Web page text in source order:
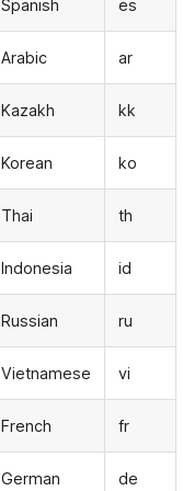
Spanish es
Arabic ar
Kazakh kk
Korean ko
Thai th
Indonesia id
Russian ru
Vietnamese vi
French fr
German de